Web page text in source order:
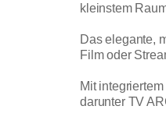
kleinstem
Das elegante,
Film oder
Mit
darunter TV